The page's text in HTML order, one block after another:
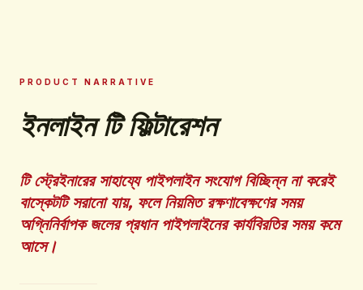
PRODUCT NARRATIVE
ইনলাইন টি ফিল্টারেশন
টি স্ট্রেইনারের সাহায্যে পাইপলাইন সংযোগ বিচ্ছিন্ন না করেই
বাস্কেটটি সরানো যায়, ফলে নিয়মিত রক্ষণাবেক্ষণের সময়
অগ্নিনির্বাপক জলের প্রধান পাইপলাইনের কার্যবিরতির সময় কমে
আসে।